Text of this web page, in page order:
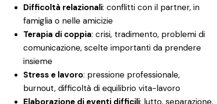
Difficoltà relazionali: conflitti con il partner, in
famiglia o nelle amicizie
Terapia di coppia: crisi, tradimento, problemi di
comunicazione, scelte importanti da prendere
insieme
Stress e lavoro: pressione professionale,
burnout, difficoltà di equilibrio vita-lavoro
Elaborazione di eventi difficili: lutto, separazione,